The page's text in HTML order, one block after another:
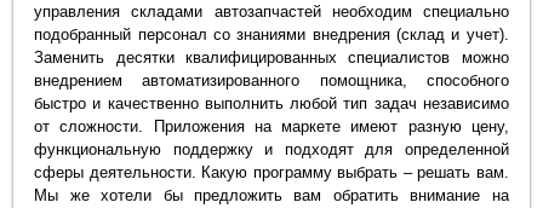
управления складами автозапчастей необходим специально
подобранный персонал со знаниями внедрения (склад и учет).
Заменить десятки квалифицированных специалистов можно
внедрением автоматизированного помощника, способного
быстро и качественно выполнить любой тип задач независимо
от сложности. Приложения на маркете имеют разную цену,
функциональную поддержку и подходят для определенной
сферы деятельности. Какую программу выбрать – решать вам.
Мы же хотели бы предложить вам обратить внимание на